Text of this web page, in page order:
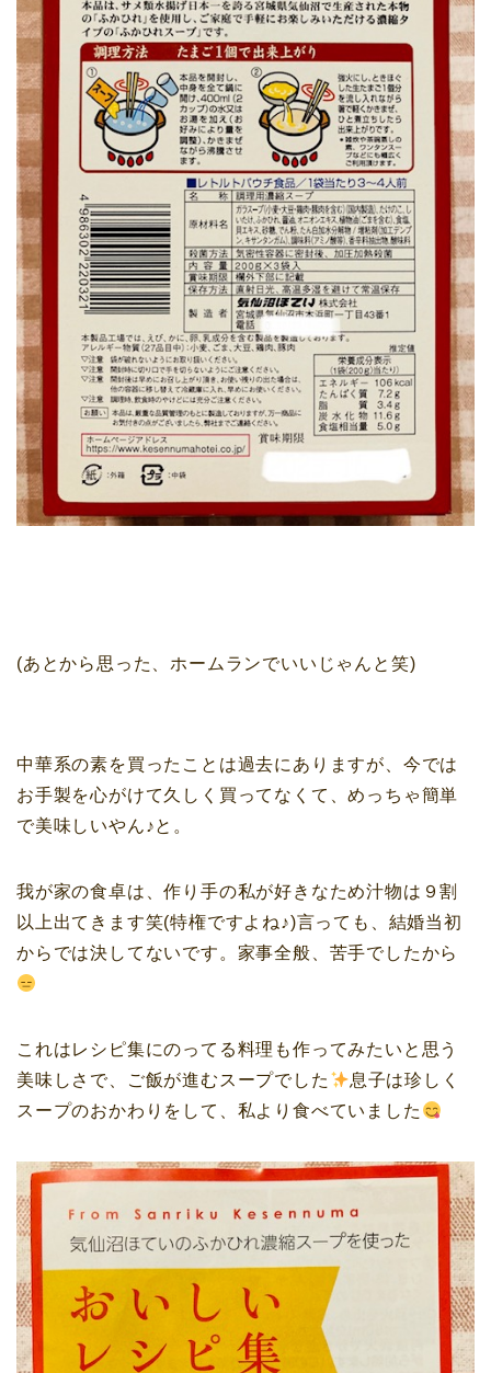
(あとから思った、ホームランでいいじゃんと笑)
中華系の素を買ったことは過去にありますが、今では
お手製を心がけて久しく買ってなくて、めっちゃ簡単
で美味しいやん♪と。
我が家の食卓は、作り手の私が好きなため汁物は９割
以上出てきます笑(特権ですよね♪)言っても、結婚当初
からでは決してないです。家事全般、苦手でしたから
これはレシピ集にのってる料理も作ってみたいと思う
美味しさで、ご飯が進むスープでした
息子は珍しく
スープのおかわりをして、私より食べていました